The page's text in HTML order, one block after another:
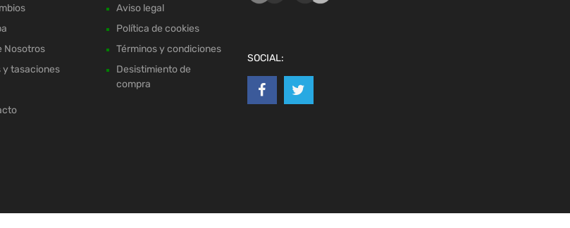
Nosotros
y tasaciones
Aviso legal
Política de cookies
Términos y condiciones
Desistimiento de
compra
SOCIAL: